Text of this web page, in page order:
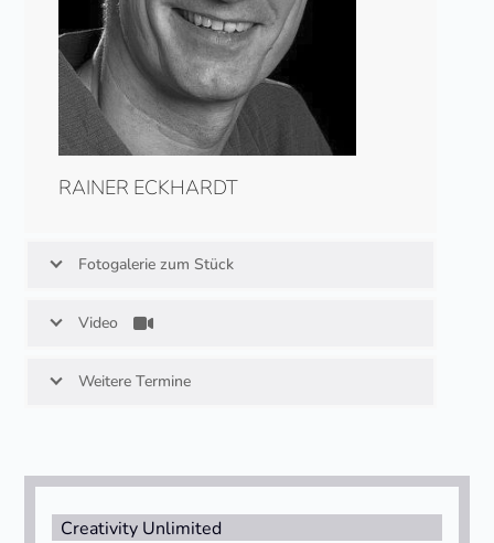
RAINER ECKHARDT
Fotogalerie zum Stück
Video
Weitere Termine
Creativity Unlimited